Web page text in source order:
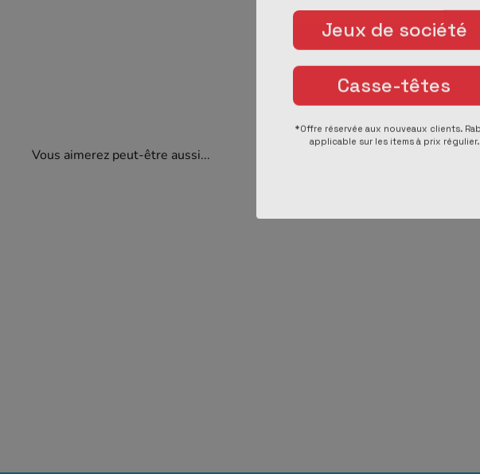
Vous aimerez peut-être aussi...
Jeux de société
Casse-têtes
applicable sur les items à prix régulier.